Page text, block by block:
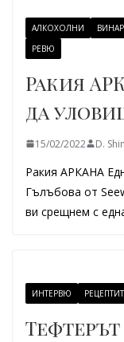
АЛКОХОЛНИ
РЕВЮ
Ракия
да
15/02/2022 D.
Ракия АРКАНА
Гълъбова от
ви срещнем с
ИНТЕРВЮ